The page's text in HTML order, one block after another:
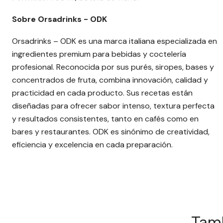
Sobre Orsadrinks - ODK
Orsadrinks – ODK es una marca italiana especializada en
ingredientes premium para bebidas y coctelería
profesional. Reconocida por sus purés, siropes, bases y
concentrados de fruta, combina innovación, calidad y
practicidad en cada producto. Sus recetas están
diseñadas para ofrecer sabor intenso, textura perfecta
y resultados consistentes, tanto en cafés como en
bares y restaurantes. ODK es sinónimo de creatividad,
eficiencia y excelencia en cada preparación.